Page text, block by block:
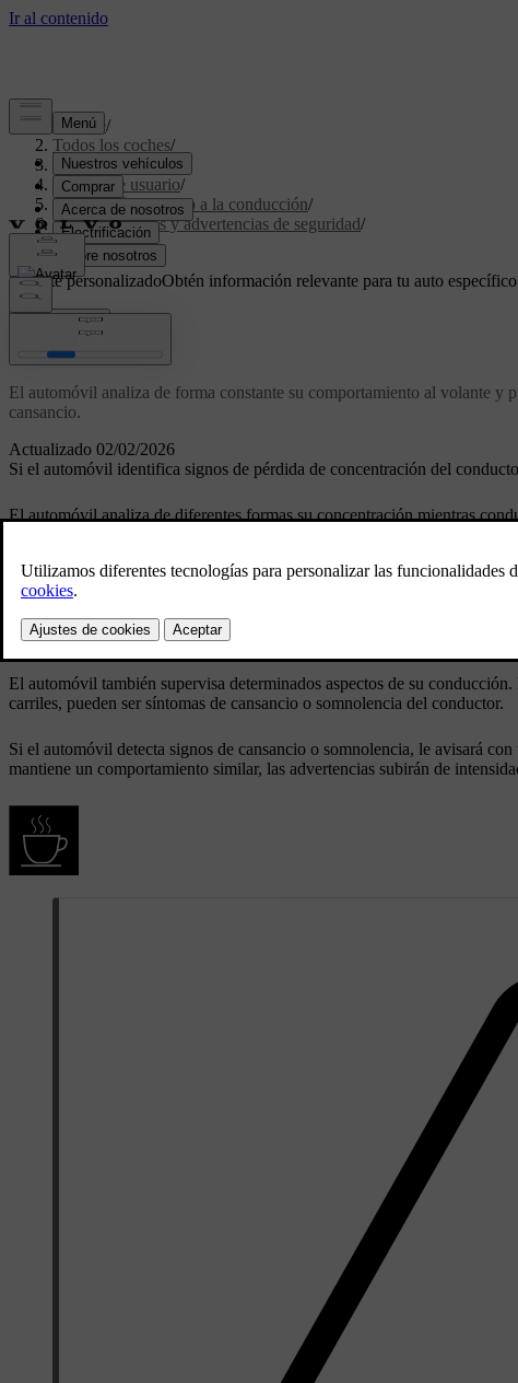
Soporte/
Todos los coches/
XC60 2024/
Manual de usuario/
Navegación y apoyo a la conducción/
Intervenciones y advertencias de seguridad/
Driver Alert
Soporte personalizadoObtén información relevante para tu auto
Iniciar sesión
Actualizado 02/02/2026
Driver Alert
El automóvil analiza de forma constante su comportamiento al volante y
cansancio.
Si el automóvil identifica signos de pérdida de concentración del
El automóvil analiza de diferentes formas su concentración mientras
Maniobras
El análisis de sus maniobras con el automóvil
Alertas sobre un conductor cansado o somnoliento
El automóvil también supervisa determinados aspectos de su
carriles, pueden ser síntomas de cansancio o somnolencia del conductor.
Si el automóvil detecta signos de cansancio o somnolencia, le avisará
mantiene un comportamiento similar, las advertencias subirán de